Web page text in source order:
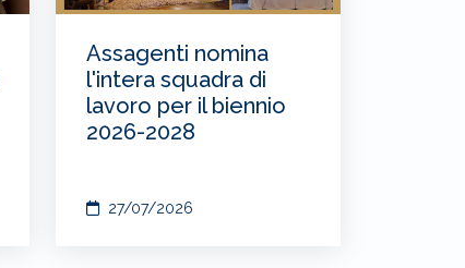
Assagenti nomina
l'intera squadra di
lavoro per il biennio
2026-2028
27/07/2026